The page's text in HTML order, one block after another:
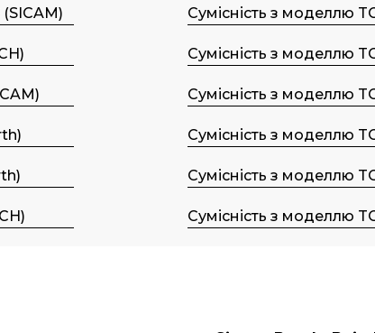
Сумісність з моделлю
Сумісність з моделлю
Сумісність з моделлю
Сумісність з моделлю
Сумісність з моделлю
Сумісність з моделлю